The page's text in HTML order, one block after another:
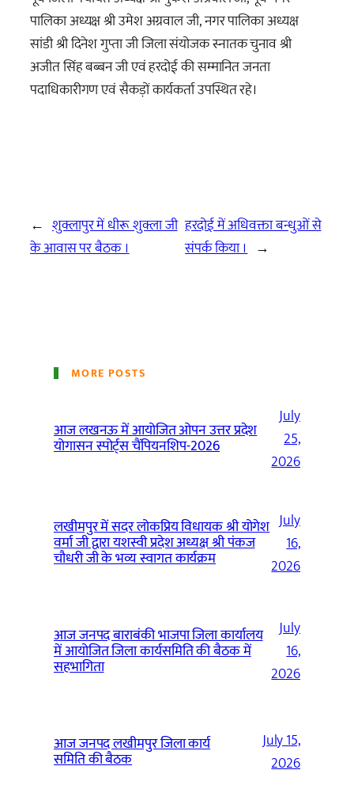
पालिका अध्यक्ष श्री उमेश अग्रवाल जी, नगर पालिका अध्यक्ष
सांडी श्री दिनेश गुप्ता जी जिला संयोजक स्नातक चुनाव श्री
अजीत सिंह बब्बन जी एवं हरदोई की सम्मानित जनता
पदाधिकारीगण एवं सैकड़ों कार्यकर्ता उपस्थित रहे।
← शुक्लापुर में धीरू शुक्ला जी
के आवास पर बैठक ।
हरदोई में अधिवक्ता बन्धुओं से
संपर्क किया । →
MORE POSTS
आज लखनऊ में आयोजित ओपन उत्तर प्रदेश
योगासन स्पोर्ट्स चैंपियनशिप-2026
July
25,
2026
लखीमपुर में सदर लोकप्रिय विधायक श्री योगेश
वर्मा जी द्वारा यशस्वी प्रदेश अध्यक्ष श्री पंकज
चौधरी जी के भव्य स्वागत कार्यक्रम
July
16,
2026
आज जनपद बाराबंकी भाजपा जिला कार्यालय
में आयोजित जिला कार्यसमिति की बैठक में
सहभागिता
July
16,
2026
आज जनपद लखीमपुर जिला कार्य
समिति की बैठक
July 15,
2026